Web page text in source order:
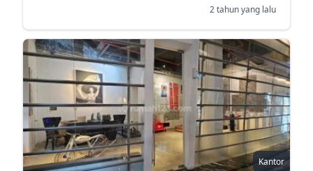
2 tahun yang lalu
Kantor